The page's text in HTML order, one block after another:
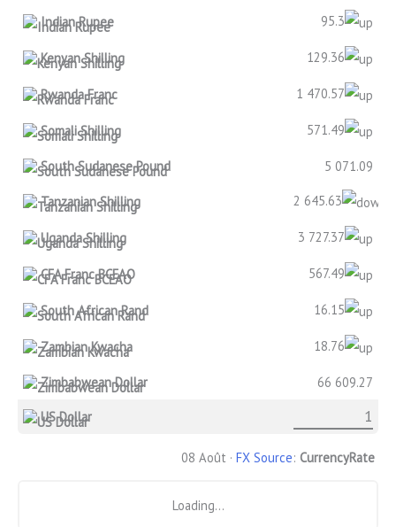
Indian Rupee 95.3
Kenyan Shilling 129.36
Rwanda Franc 1 470.57
Somali Shilling 571.49
South Sudanese Pound 5 071.09
Tanzanian Shilling 2 645.63
Uganda Shilling 3 727.37
CFA Franc BCEAO 567.49
South African Rand 16.15
Zambian Kwacha 18.76
Zimbabwean Dollar 66 609.27
US Dollar
08 Août · FX Source: CurrencyRate
Loading...